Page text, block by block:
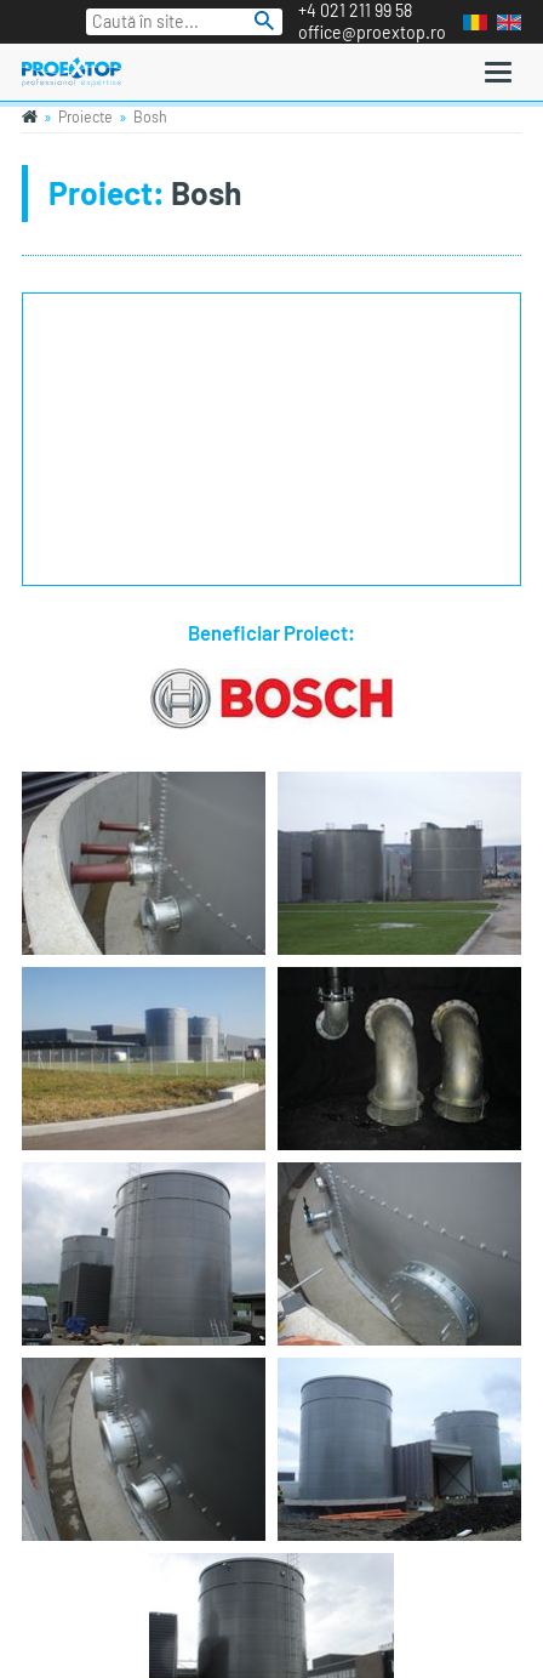
+4 021 211 99 58
office@proextop.ro
Proiecte Bosh
Proiect: Bosh
Beneficiar Proiect: